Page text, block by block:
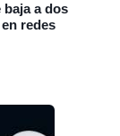
baja a dos
redes